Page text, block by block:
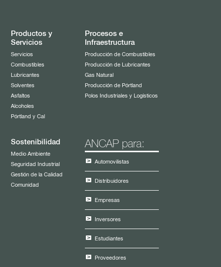
Productos y
Servicios
Servicios
Combustibles
Lubricantes
Solventes
Asfaltos
Alcoholes
Pórtland y Cal
Procesos e
Infraestructura
Producción de Combustibles
Producción de Lubricantes
Gas Natural
Producción de Pórtland
Polos Industriales y Logísticos
Sostenibilidad
Medio Ambiente
Seguridad Industrial
Gestión de la Calidad
Comunidad
ANCAP para:
Automovilistas
Distribuidores
Empresas
Inversores
Estudiantes
Proveedores